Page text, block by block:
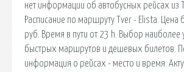
нет информации об автобусных рейсах из
Расписание по маршруту Tver - Elista. Цена
руб. Время в пути от 23 h. Выбор наиболее
быстрых маршрутов и дешевых билетов.
информация о рейсах - место и время.